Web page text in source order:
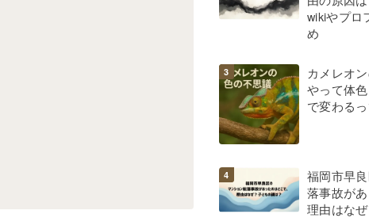
wikiやプロ
め
カメレオ
やって体
で変わる
福岡市早
落事故があ
理由はな